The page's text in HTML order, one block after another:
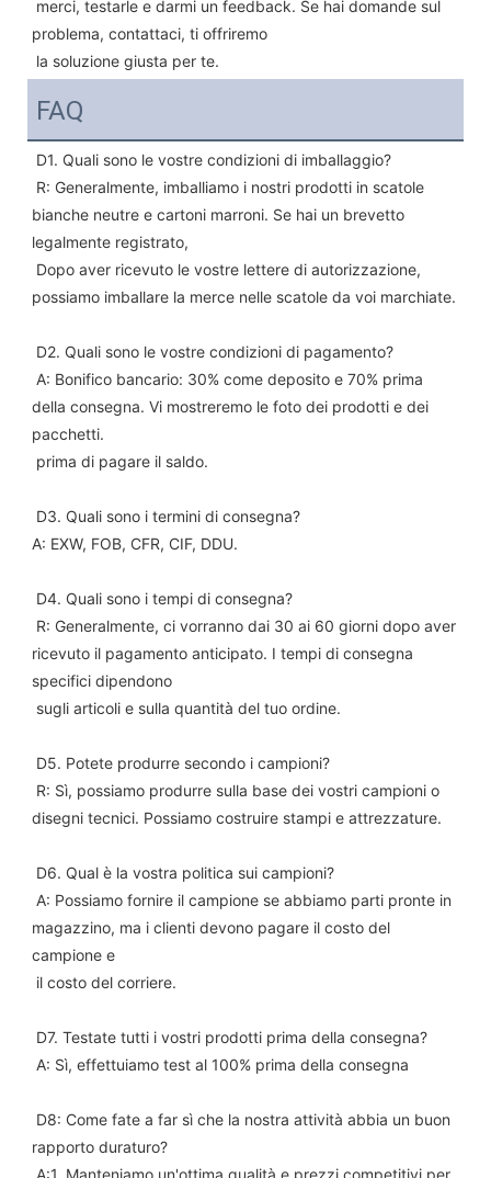
problema, contattaci, ti offriremo
la soluzione giusta per te.
FAQ
D1. Quali sono le vostre condizioni di imballaggio?
bianche neutre e cartoni marroni. Se hai un brevetto
legalmente registrato,
possiamo imballare la merce nelle scatole da voi marchiate.
D2. Quali sono le vostre condizioni di pagamento?
della consegna. Vi mostreremo le foto dei prodotti e dei
pacchetti.
prima di pagare il saldo.
D3. Quali sono i termini di consegna?
A: EXW, FOB, CFR, CIF, DDU.
D4. Quali sono i tempi di consegna?
ricevuto il pagamento anticipato. I tempi di consegna
specifici dipendono
sugli articoli e sulla quantità del tuo ordine.
D5. Potete produrre secondo i campioni?
disegni tecnici. Possiamo costruire stampi e attrezzature.
D6. Qual è la vostra politica sui campioni?
magazzino, ma i clienti devono pagare il costo del
campione e
il costo del corriere.
D7. Testate tutti i vostri prodotti prima della consegna?
A: Sì, effettuiamo test al 100% prima della consegna
rapporto duraturo?